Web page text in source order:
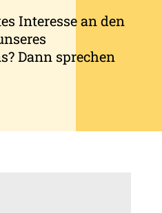
Interesse an den
Dann sprechen